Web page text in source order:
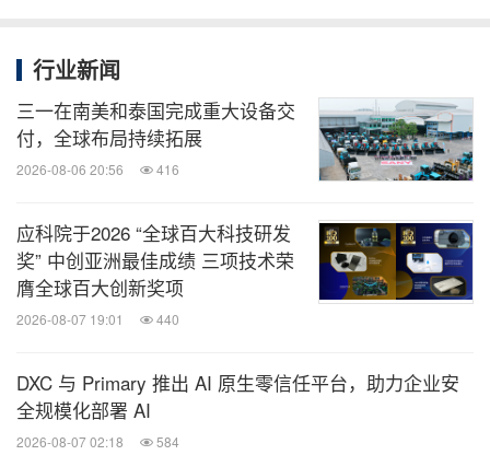
的选择。该产品通过优化的极压添加剂配比，能够承
受行星滚柱丝杆运行时产生的高接触应力。
行业新闻
三一在南美和泰国完成重大设备交
付，全球布局持续拓展
2026-08-06 20:56 416
应科院于2026 “全球百大科技研发
奖” 中创亚洲最佳成绩 三项技术荣
膺全球百大创新奖项
2026-08-07 19:01 440
DXC 与 Primary 推出 AI 原生零信任平台，助力企业安
全规模化部署 AI
2026-08-07 02:18 584